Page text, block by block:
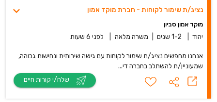
נציג/ת שימור לקוחות - חברת מוקד אמון
מוקד אמון סביון
יהוד 1-2 שנים משרה מלאה לפני 6 שעות
אנחנו מחפשים נציג/ת שימור לקוחות עם גישה שירותית ונחישות גבוהה,
שמעוניין/ת להשתלב בחברה די...